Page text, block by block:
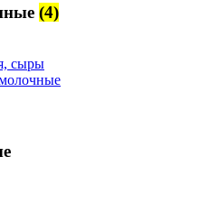
(4)
сыры